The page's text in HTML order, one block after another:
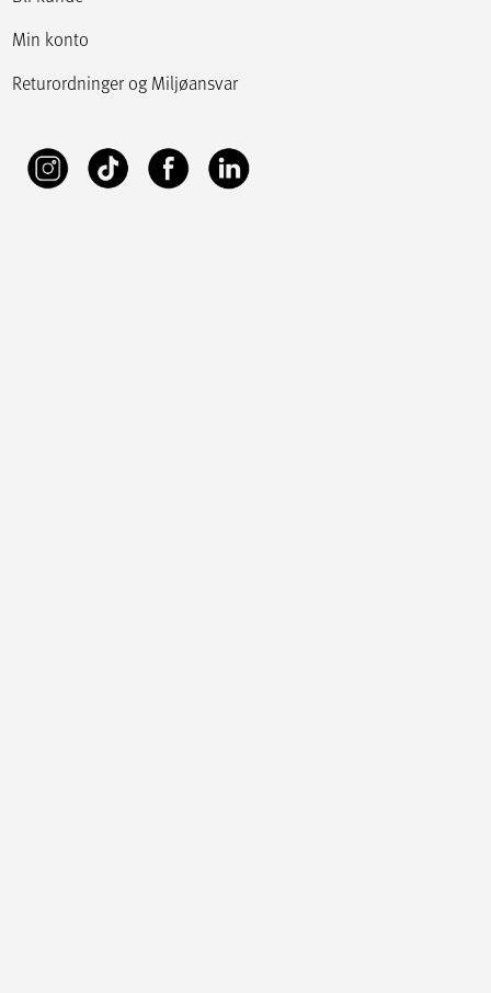
Min konto
Returordninger og Miljøansvar